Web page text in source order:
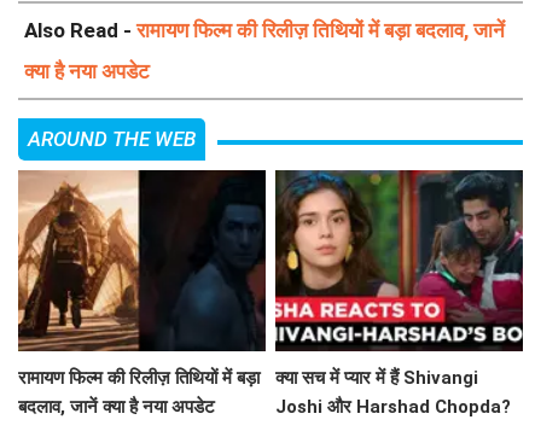
Also Read -रामायण फिल्म की रिलीज़ तिथियों में बड़ा बदलाव, जानें
क्या है नया अपडेट
AROUND THE WEB
रामायण फिल्म की रिलीज़ तिथियों में बड़ा
बदलाव, जानें क्या है नया अपडेट
क्या सच में प्यार में हैं Shivangi
Joshi और Harshad Chopda?